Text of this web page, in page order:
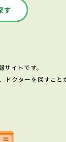
す
イトです。
クターを探すこと